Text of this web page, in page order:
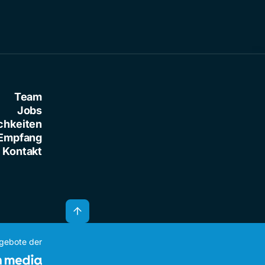
Team
Jobs
Kontakt
der